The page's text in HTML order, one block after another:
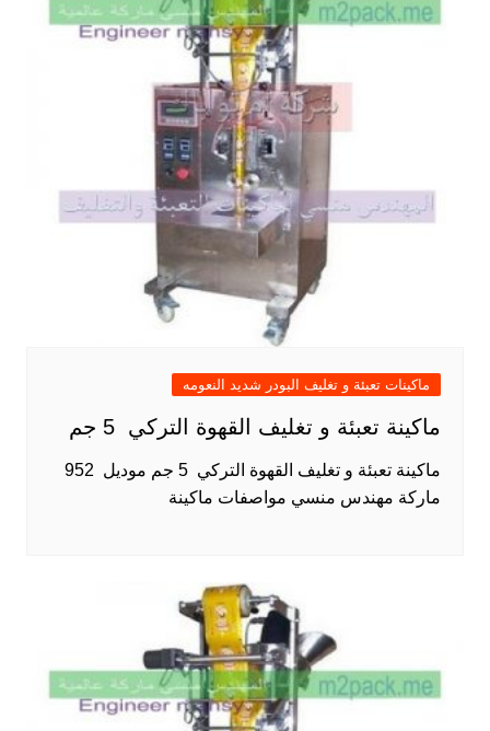
ماكينات تعبئة و تغليف البودر شديد النعومه
ماكينة تعبئة و تغليف القهوة التركي 5 جم
ماكينة تعبئة و تغليف القهوة التركي 5 جم موديل 952
ماركة مهندس منسي مواصفات ماكينة